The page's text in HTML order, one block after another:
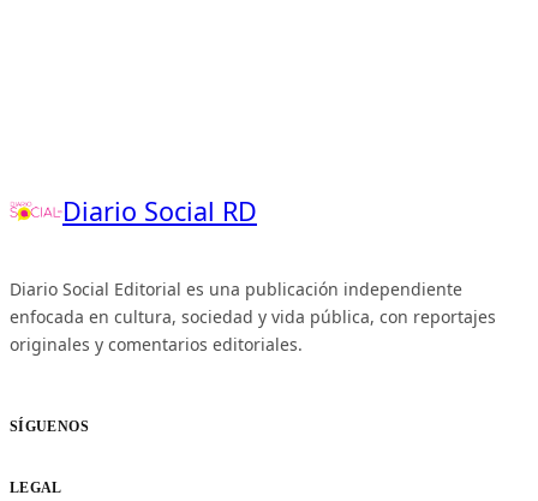
Diario Social RD
Diario Social Editorial es una publicación independiente
enfocada en cultura, sociedad y vida pública, con reportajes
originales y comentarios editoriales.
SÍGUENOS
LEGAL